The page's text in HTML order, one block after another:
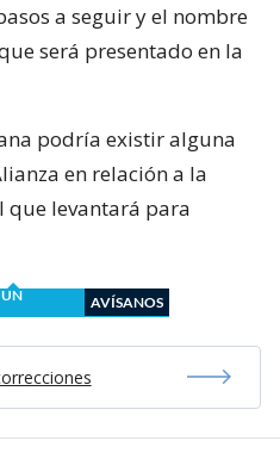
a seguir y el nombre
será presentado en la
podría existir alguna
en relación a la
levantará para
UN
AVÍSANOS